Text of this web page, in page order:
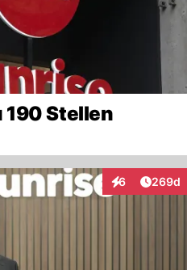
190 Stellen
6
Interaktionen
269d